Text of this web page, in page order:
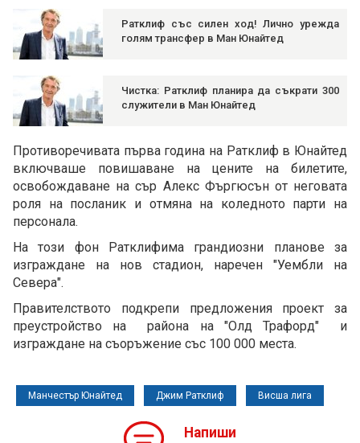
Ратклиф със силен ход! Лично урежда
голям трансфер в Ман Юнайтед
Чистка: Ратклиф планира да съкрати 300
служители в Ман Юнайтед
Противоречивата първа година на Ратклиф в Юнайтед
включваше повишаване на цените на билетите,
освобождаване на сър Алекс Фъргюсън от неговата
роля на посланик и отмяна на коледното парти на
персонала.
На този фон Ратклифима грандиозни планове за
изграждане на нов стадион, наречен "Уембли на
Севера".
Правителството подкрепи предложения проект за
преустройство на района на "Олд Трафорд" и
изграждане на съоръжение със 100 000 места.
Манчестър Юнайтед Джим Ратклиф Висша лига
Напиши